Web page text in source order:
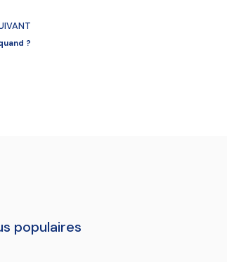
?
populaires